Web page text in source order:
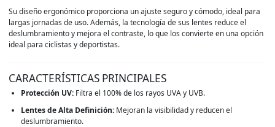
Su diseño ergonómico proporciona un ajuste seguro y cómodo, ideal para
largas jornadas de uso. Además, la tecnología de sus lentes reduce el
deslumbramiento y mejora el contraste, lo que los convierte en una opción
ideal para ciclistas y deportistas.
CARACTERÍSTICAS PRINCIPALES
Protección UV: Filtra el 100% de los rayos UVA y UVB.
Lentes de Alta Definición: Mejoran la visibilidad y reducen el
deslumbramiento.